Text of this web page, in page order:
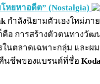
หยหาอดีต” (Nostalgia)
กำลังนิยามตัวเองใหม่ภ
อ การสร้างตัวตนทางวัฒ
ในตลาดเฉพาะกลุ่ม และผ
นชีพของแบรนด์ที่ชื่อ